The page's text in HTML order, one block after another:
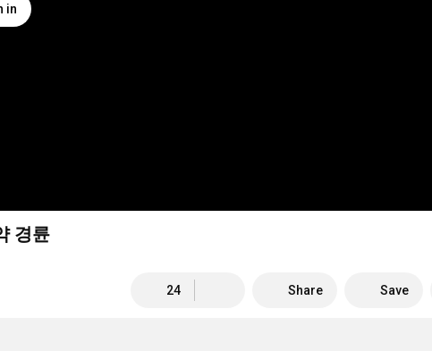
in
경륜
24 Share Save